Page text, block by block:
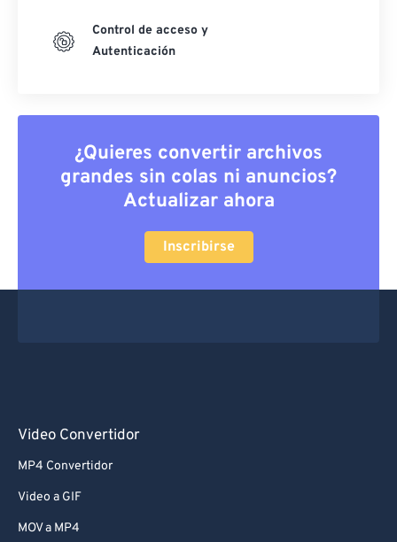
Control de acceso y
Autenticación
¿Quieres convertir archivos
grandes sin colas ni anuncios?
Actualizar ahora
Inscribirse
Video Convertidor
MP4 Convertidor
Video a GIF
MOV a MP4